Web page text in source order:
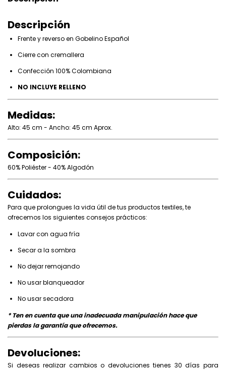
Descripción
Frente y reverso en Gobelino Español
Cierre con cremallera
Confección 100% Colombiana
NO INCLUYE RELLENO
Medidas:
Alto: 45 cm - Ancho: 45 cm Aprox.
Composición:
60% Poliéster - 40% Algodón
Cuidados:
Para que prolongues la vida útil de tus productos textiles, te
ofrecemos los siguientes consejos prácticos:
Lavar con agua fría
Secar a la sombra
No dejar remojando
No usar blanqueador
No usar secadora
* Ten en cuenta que una inadecuada manipulación hace que
pierdas la garantía que ofrecemos.
Devoluciones:
Si deseas realizar cambios o devoluciones tienes 30 días para